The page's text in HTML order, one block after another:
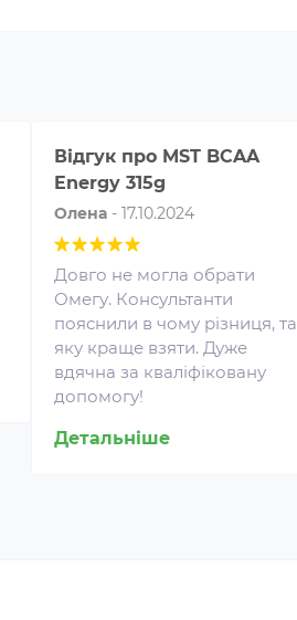
Відгук про MST BCAA
Energy 315g
Олена - 17.10.2024
Довго не могла обрати
Омегу. Консультанти
пояснили в чому різниця, та
яку краще взяти. Дуже
вдячна за кваліфіковану
допомогу!
Детальніше
належать до
харчових добавок,
сприяють поліпшенню